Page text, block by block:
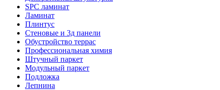
SPC ламинат
Ламинат
Плинтус
Стеновые и 3д панели
Обустройство террас
Профессиональная химия
Штучный паркет
Модульный паркет
Подложка
Лепнина